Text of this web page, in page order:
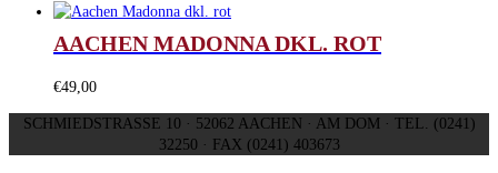
AACHEN MADONNA DKL. ROT
€49,00
SCHMIEDSTRASSE 10 · 52062 AACHEN · AM DOM · TEL. (0241)
32250 · FAX (0241) 403673